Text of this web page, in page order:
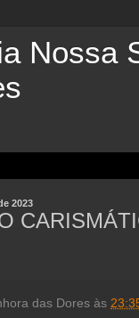
Nossa
2023
das Dores às